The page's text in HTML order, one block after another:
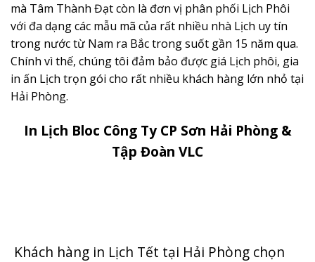
mà Tâm Thành Đạt còn là đơn vị phân phối Lịch Phôi
với đa dạng các mẫu mã của rất nhiều nhà Lịch uy tín
trong nước từ Nam ra Bắc trong suốt gần 15 năm qua.
Chính vì thế, chúng tôi đảm bảo được giá Lịch phôi, gia
in ấn Lịch trọn gói cho rất nhiều khách hàng lớn nhỏ tại
Hải Phòng.
In Lịch Bloc Công Ty CP Sơn Hải Phòng &
Tập Đoàn VLC
Khách hàng in Lịch Tết tại Hải Phòng chọn